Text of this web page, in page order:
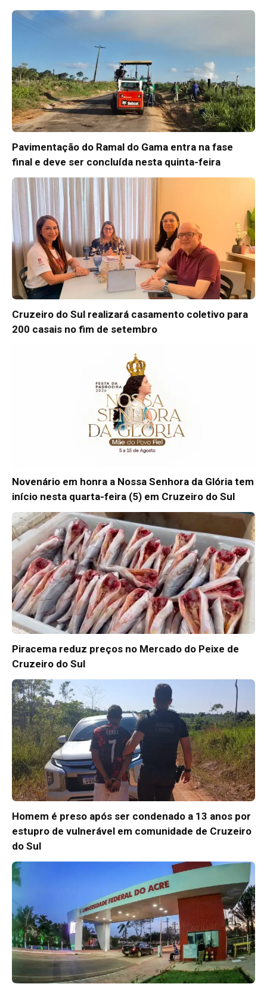
Pavimentação do Ramal do Gama entra na fase
final e deve ser concluída nesta quinta-feira
Cruzeiro do Sul realizará casamento coletivo para
200 casais no fim de setembro
Novenário em honra a Nossa Senhora da Glória tem
início nesta quarta-feira (5) em Cruzeiro do Sul
Piracema reduz preços no Mercado do Peixe de
Cruzeiro do Sul
Homem é preso após ser condenado a 13 anos por
estupro de vulnerável em comunidade de Cruzeiro
do Sul